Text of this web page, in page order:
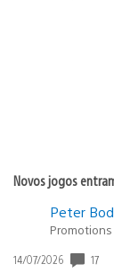
Novos jogos
Peter
Data
14/07/2026 17